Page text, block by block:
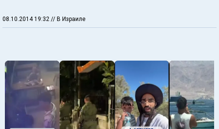
08.10.2014 19:32 // В Израиле